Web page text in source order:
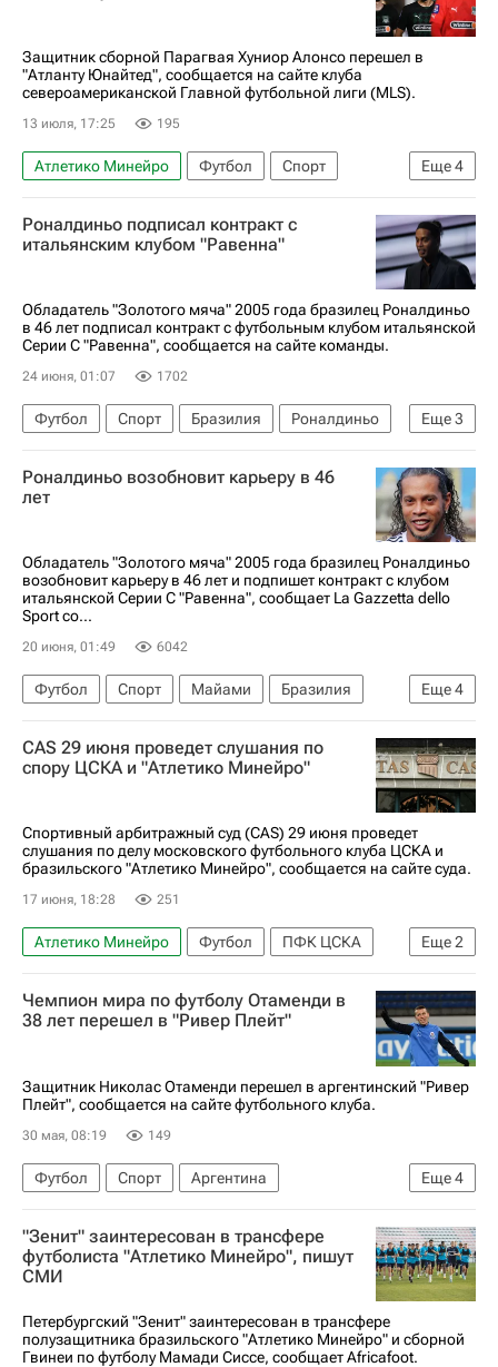
Защитник сборной Парагвая Хуниор Алонсо перешел в
"Атланту Юнайтед", сообщается на сайте клуба
североамериканской Главной футбольной лиги (MLS).
13 июля, 17:25 195
Еще4
Атлетико Минейро Футбол
Спорт
Хуниор Алонсо
Алексей Миранчук
Атланта Юнайтед
Краснодар
Роналдиньо подписал контракт с
итальянским клубом "Равенна"
Обладатель "Золотого мяча" 2005 года бразилец Роналдиньо
в 46 лет подписал контракт с футбольным клубом итальянской
Серии C "Равенна", сообщается на сайте команды.
24 июня, 01:07 1702
Еще3
Футбол Спорт Бразилия
Роналдиньо
Читтаделла
Гремио
Пари Сен-Жермен (ПСЖ)
Роналдиньо возобновит карьеру в 46
лет
Обладатель "Золотого мяча" 2005 года бразилец Роналдиньо
возобновит карьеру в 46 лет и подпишет контракт с клубом
итальянской Серии C "Равенна", сообщает La Gazzetta dello
Sport со...
20 июня, 01:49 6042
Еще4
Футбол Спорт Майами
Бразилия
Роналдиньо
Читтаделла
Гремио
Пари Сен-Жермен (ПСЖ)
CAS 29 июня проведет слушания по
спору ЦСКА и "Атлетико Минейро"
Спортивный арбитражный суд (CAS) 29 июня проведет
слушания по делу московского футбольного клуба ЦСКА и
бразильского "Атлетико Минейро", сообщается на сайте суда.
17 июня, 18:28 251
Еще2
Атлетико Минейро Футбол
ПФК ЦСКА
Спортивный арбитражный суд (CAS)
Бруно Фукс
Чемпион мира по футболу Отаменди в
38 лет перешел в "Ривер Плейт"
Защитник Николас Отаменди перешел в аргентинский "Ривер
Плейт", сообщается на сайте футбольного клуба.
30 мая, 08:19 149
Еще4
Футбол Спорт
Аргентина
Николас Отаменди
Ривер Плейт
Велес
Порту
"Зенит" заинтересован в трансфере
футболиста "Атлетико Минейро", пишут
СМИ
Петербургский "Зенит" заинтересован в трансфере
полузащитника бразильского "Атлетико Минейро" и сборной
Гвинеи по футболу Мамади Сиссе, сообщает Africafoot.